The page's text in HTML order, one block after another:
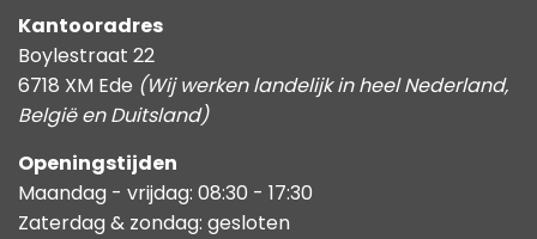
Kantooradres
Boylestraat 22
6718 XM Ede (Wij werken landelijk in heel Nederland,
België en Duitsland)
Openingstijden
Maandag - vrijdag: 08:30 - 17:30
Zaterdag & zondag: gesloten